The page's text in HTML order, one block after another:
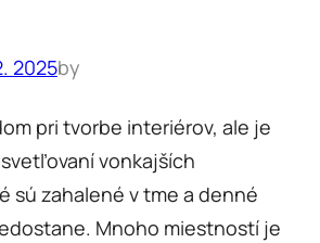
2025by
pri tvorbe interiérov, ale je
vonkajších
sú zahalené v tme a denné
Mnoho miestností je